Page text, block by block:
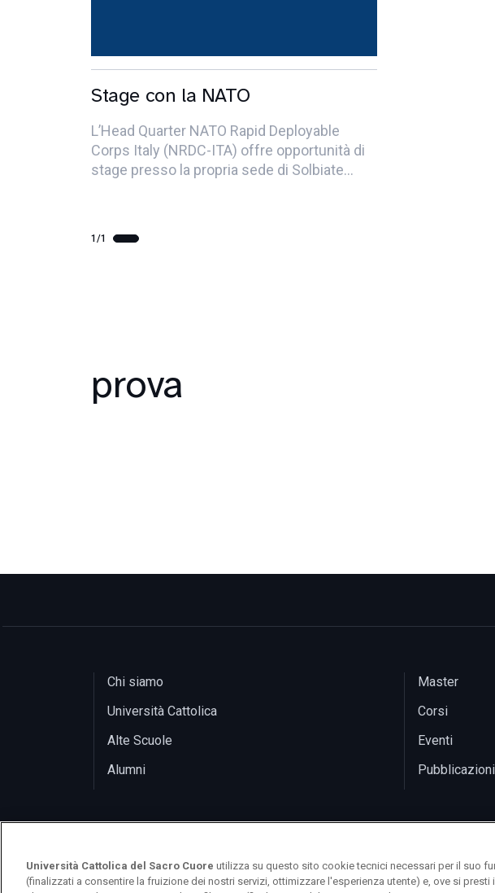
Stage con la NATO
L’Head Quarter NATO Rapid Deployable
Corps Italy (NRDC-ITA) offre opportunità di
stage presso la propria sede di Solbiate
1/1
prova
Chi siamo
Università Cattolica
Alte Scuole
Alumni
Master
Corsi
Eventi
Pubblicazioni
Università Cattolica del Sacro Cuore utilizza su questo sito cookie tecnici necessari per il suo
(finalizzati a consentire la fruizione dei nostri servizi, ottimizzare l'esperienza utente) e, ove si presti